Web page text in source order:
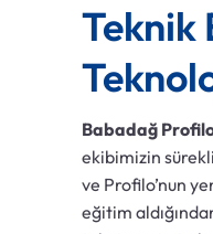
Teknik
Babadağ
ekibimizin
ve Profilo’nun
eğitim